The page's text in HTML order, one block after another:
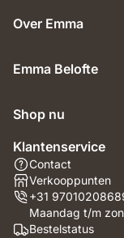
Over Emma
Emma Belofte
Shop nu
Klantenservice
Contact
Verkooppunten
+31
Maandag t/m
Bestelstatus